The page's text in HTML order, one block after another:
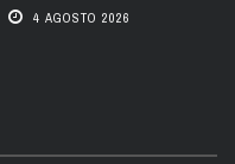
4 AGOSTO 2026